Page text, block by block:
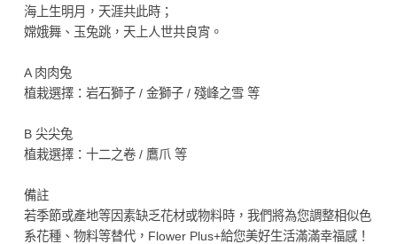
海上生明月，天涯共此時；
嫦娥舞、玉兔跳，天上人世共良宵。
A 肉肉兔
植栽選擇：岩石獅子 / 金獅子 / 殘峰之雪 等
B 尖尖兔
植栽選擇：十二之卷 / 鷹爪 等
備註
若季節或產地等因素缺乏花材或物料時，我們將為您調整相似色
系花種、物料等替代，Flower Plus+給您美好生活滿滿幸福感！